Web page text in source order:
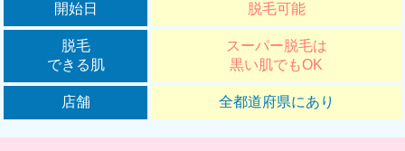
開始日 脱毛可能
脱毛
できる肌
スーパー脱毛は
黒い肌でもOK
店舗 全都道府県にあり